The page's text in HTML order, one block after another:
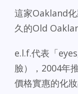
這家Oakland
久的Old
e.l.f.代表「
臉），2004年
價格實惠的化